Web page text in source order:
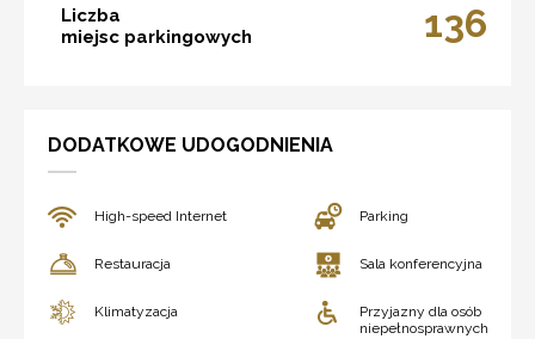
Liczba
miejsc parkingowych
136
DODATKOWE UDOGODNIENIA
High-speed Internet Parking
Restauracja Sala konferencyjna
Klimatyzacja
Przyjazny dla osób
niepełnosprawnych